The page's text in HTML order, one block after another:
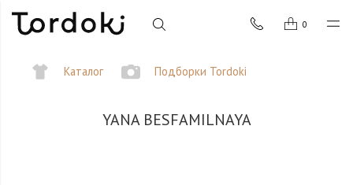
0
Каталог Подборки Tordoki
YANA BESFAMILNAYA